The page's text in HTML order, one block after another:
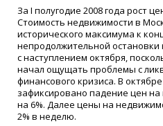
За I полугодие 2008 года рост
Стоимость недвижимости в
исторического максимума к
непродолжительной
с наступлением октября,
начал ощущать проблемы с
финансового кризиса. В
зафиксировано падение цен
на 6%. Далее цены на
2% в неделю.